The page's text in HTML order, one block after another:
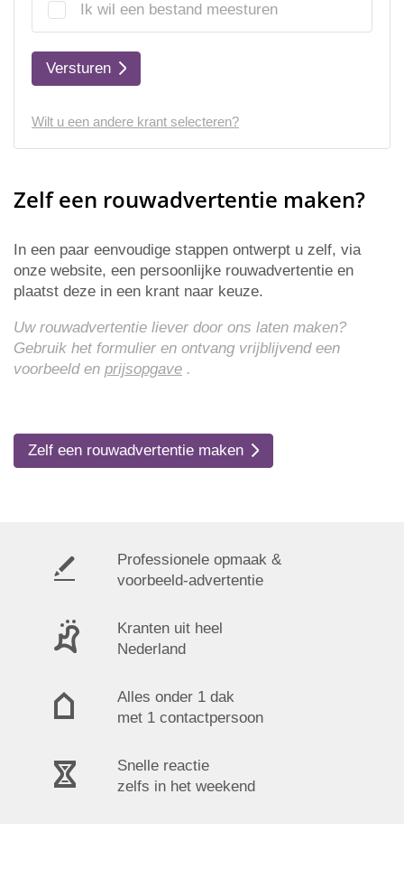
Ik wil een bestand meesturen
Versturen
Wilt u een andere krant selecteren?
Zelf een rouwadvertentie maken?
In een paar eenvoudige stappen ontwerpt u zelf, via
onze website, een persoonlijke rouwadvertentie en
plaatst deze in een krant naar keuze.
Uw rouwadvertentie liever door ons laten maken?
Gebruik het formulier en ontvang vrijblijvend een
voorbeeld en prijsopgave .
Zelf een rouwadvertentie maken
Professionele opmaak &
voorbeeld-advertentie
Kranten uit heel
Nederland
Alles onder 1 dak
met 1 contactpersoon
Snelle reactie
zelfs in het weekend